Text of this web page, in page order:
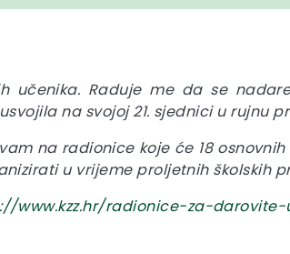
učenika. Raduje me da se
na svojoj 21. sjednici u rujnu
na radionice koje će 18
u vrijeme proljetnih školskih
www.kzz.hr/radionice-za-darovite-